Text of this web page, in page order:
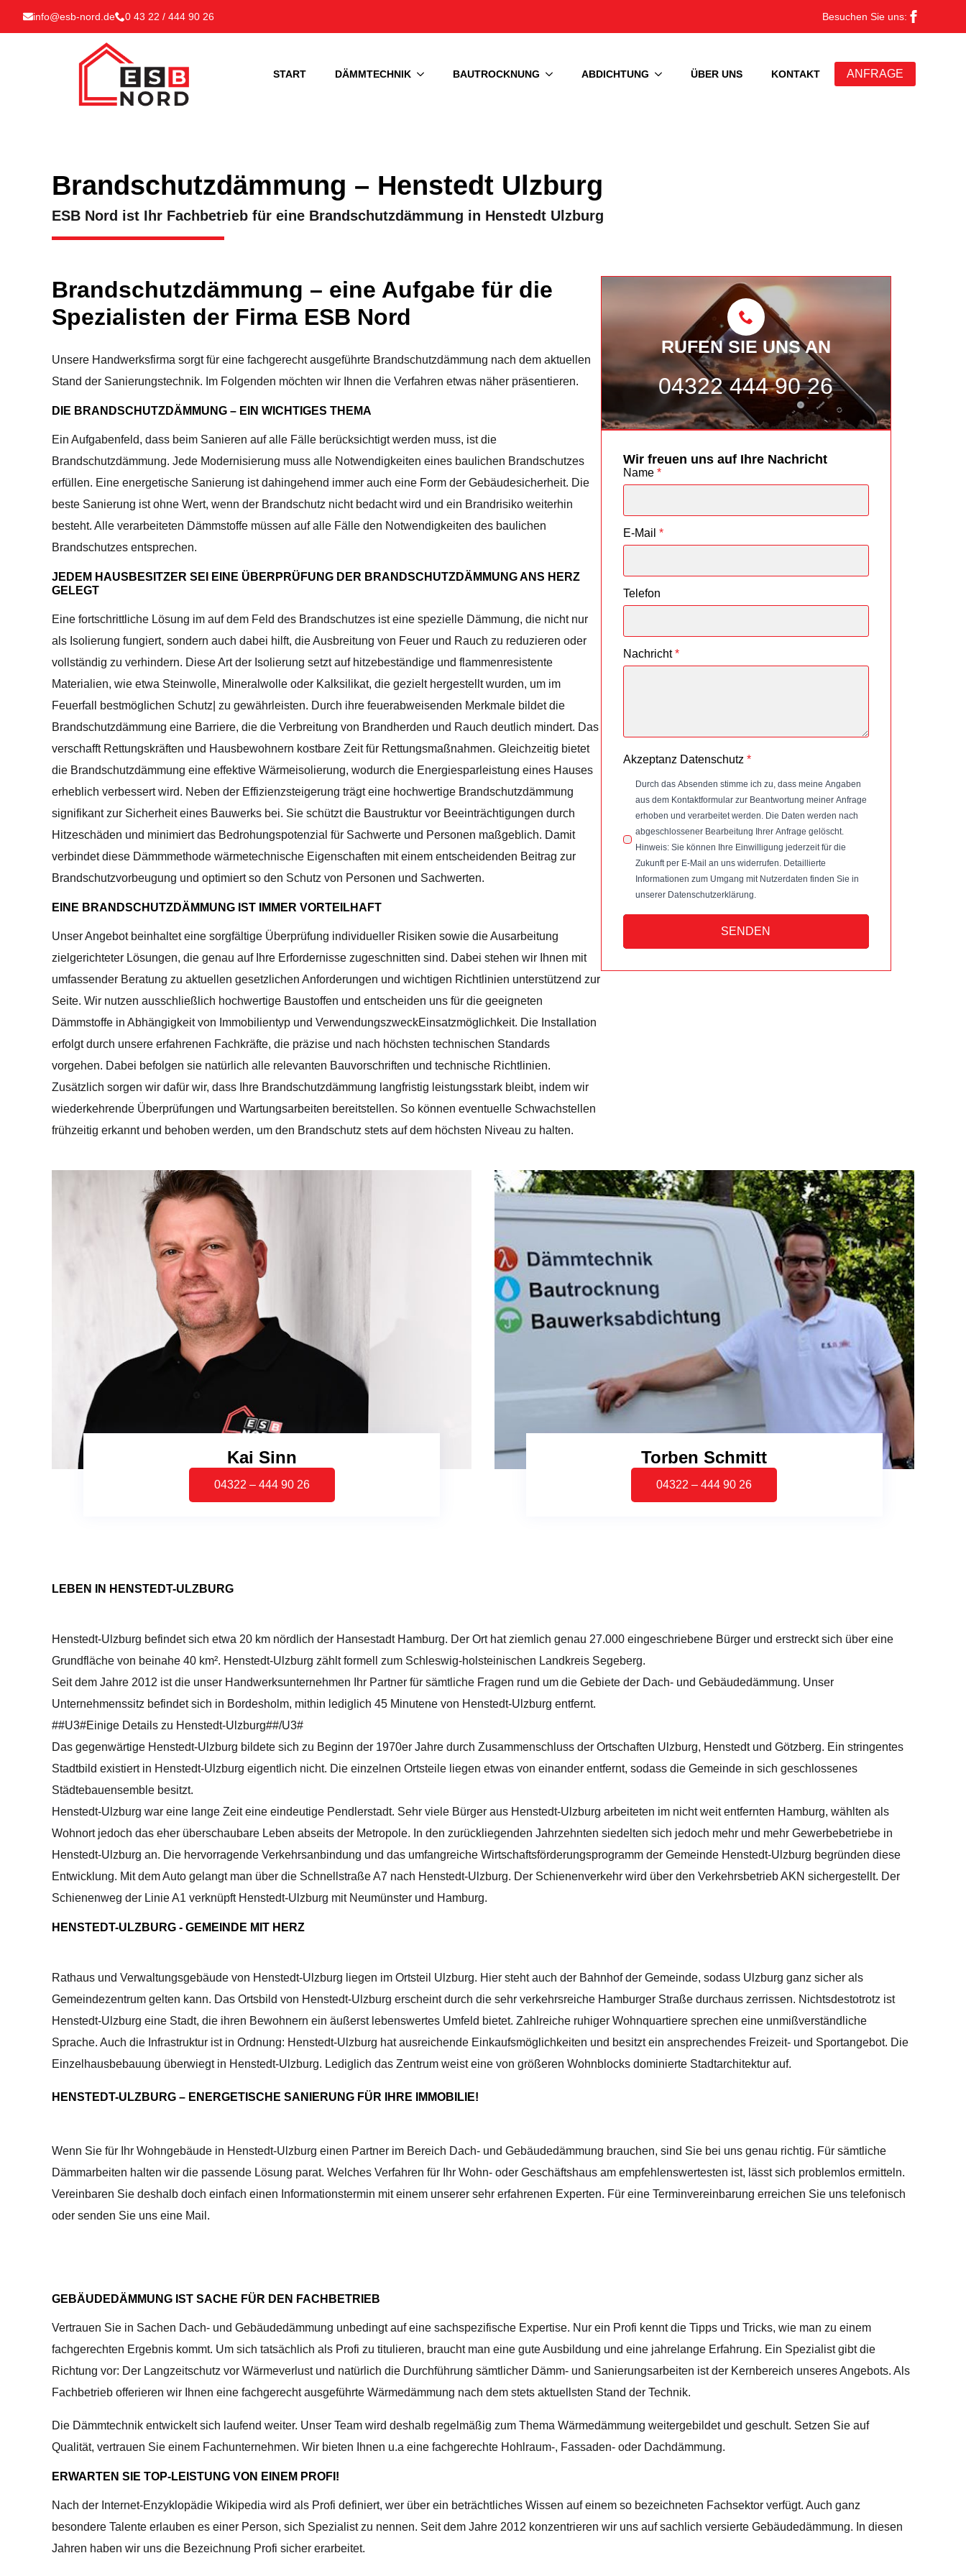
info@esb-nord.de 0 43 22 / 444 90 26 Besuchen Sie uns:
START DÄMMTECHNIK BAUTROCKNUNG ABDICHTUNG ÜBER UNS KONTAKT ANFRAGE
Brandschutzdämmung – Henstedt Ulzburg
ESB Nord ist Ihr Fachbetrieb für eine Brandschutzdämmung in Henstedt Ulzburg
Brandschutzdämmung – eine Aufgabe für die
Spezialisten der Firma ESB Nord
Unsere Handwerksfirma sorgt für eine fachgerecht ausgeführte Brandschutzdämmung nach dem aktuellen
Stand der Sanierungstechnik. Im Folgenden möchten wir Ihnen die Verfahren etwas näher präsentieren.
DIE BRANDSCHUTZDÄMMUNG – EIN WICHTIGES THEMA
Ein Aufgabenfeld, dass beim Sanieren auf alle Fälle berücksichtigt werden muss, ist die
Brandschutzdämmung. Jede Modernisierung muss alle Notwendigkeiten eines baulichen Brandschutzes
erfüllen. Eine energetische Sanierung ist dahingehend immer auch eine Form der Gebäudesicherheit. Die
beste Sanierung ist ohne Wert, wenn der Brandschutz nicht bedacht wird und ein Brandrisiko weiterhin
besteht. Alle verarbeiteten Dämmstoffe müssen auf alle Fälle den Notwendigkeiten des baulichen
Brandschutzes entsprechen.
JEDEM HAUSBESITZER SEI EINE ÜBERPRÜFUNG DER BRANDSCHUTZDÄMMUNG ANS HERZ
GELEGT
Eine fortschrittliche Lösung im auf dem Feld des Brandschutzes ist eine spezielle Dämmung, die nicht nur
als Isolierung fungiert, sondern auch dabei hilft, die Ausbreitung von Feuer und Rauch zu reduzieren oder
vollständig zu verhindern. Diese Art der Isolierung setzt auf hitzebeständige und flammenresistente
Materialien, wie etwa Steinwolle, Mineralwolle oder Kalksilikat, die gezielt hergestellt wurden, um im
Feuerfall bestmöglichen Schutz| zu gewährleisten. Durch ihre feuerabweisenden Merkmale bildet die
Brandschutzdämmung eine Barriere, die die Verbreitung von Brandherden und Rauch deutlich mindert. Das
verschafft Rettungskräften und Hausbewohnern kostbare Zeit für Rettungsmaßnahmen. Gleichzeitig bietet
die Brandschutzdämmung eine effektive Wärmeisolierung, wodurch die Energiesparleistung eines Hauses
erheblich verbessert wird. Neben der Effizienzsteigerung trägt eine hochwertige Brandschutzdämmung
signifikant zur Sicherheit eines Bauwerks bei. Sie schützt die Baustruktur vor Beeinträchtigungen durch
Hitzeschäden und minimiert das Bedrohungspotenzial für Sachwerte und Personen maßgeblich. Damit
verbindet diese Dämmmethode wärmetechnische Eigenschaften mit einem entscheidenden Beitrag zur
Brandschutzvorbeugung und optimiert so den Schutz von Personen und Sachwerten.
EINE BRANDSCHUTZDÄMMUNG IST IMMER VORTEILHAFT
Unser Angebot beinhaltet eine sorgfältige Überprüfung individueller Risiken sowie die Ausarbeitung
zielgerichteter Lösungen, die genau auf Ihre Erfordernisse zugeschnitten sind. Dabei stehen wir Ihnen mit
umfassender Beratung zu aktuellen gesetzlichen Anforderungen und wichtigen Richtlinien unterstützend zur
Seite. Wir nutzen ausschließlich hochwertige Baustoffen und entscheiden uns für die geeigneten
Dämmstoffe in Abhängigkeit von Immobilientyp und VerwendungszweckEinsatzmöglichkeit. Die Installation
erfolgt durch unsere erfahrenen Fachkräfte, die präzise und nach höchsten technischen Standards
vorgehen. Dabei befolgen sie natürlich alle relevanten Bauvorschriften und technische Richtlinien.
Zusätzlich sorgen wir dafür wir, dass Ihre Brandschutzdämmung langfristig leistungsstark bleibt, indem wir
wiederkehrende Überprüfungen und Wartungsarbeiten bereitstellen. So können eventuelle Schwachstellen
frühzeitig erkannt und behoben werden, um den Brandschutz stets auf dem höchsten Niveau zu halten.
RUFEN SIE UNS AN
04322 444 90 26
Wir freuen uns auf Ihre Nachricht
Name *
E-Mail *
Telefon
Nachricht *
Akzeptanz Datenschutz *
Durch das Absenden stimme ich zu, dass meine Angaben
aus dem Kontaktformular zur Beantwortung meiner Anfrage
erhoben und verarbeitet werden. Die Daten werden nach
abgeschlossener Bearbeitung Ihrer Anfrage gelöscht.
Hinweis: Sie können Ihre Einwilligung jederzeit für die
Zukunft per E-Mail an uns widerrufen. Detaillierte
Informationen zum Umgang mit Nutzerdaten finden Sie in
unserer Datenschutzerklärung.
SENDEN
Kai Sinn
04322 – 444 90 26
Torben Schmitt
04322 – 444 90 26
LEBEN IN HENSTEDT-ULZBURG
Henstedt-Ulzburg befindet sich etwa 20 km nördlich der Hansestadt Hamburg. Der Ort hat ziemlich genau 27.000 eingeschriebene Bürger und erstreckt sich über eine
Grundfläche von beinahe 40 km². Henstedt-Ulzburg zählt formell zum Schleswig-holsteinischen Landkreis Segeberg.
Seit dem Jahre 2012 ist die unser Handwerksunternehmen Ihr Partner für sämtliche Fragen rund um die Gebiete der Dach- und Gebäudedämmung. Unser
Unternehmenssitz befindet sich in Bordesholm, mithin lediglich 45 Minutene von Henstedt-Ulzburg entfernt.
##U3#Einige Details zu Henstedt-Ulzburg##/U3#
Das gegenwärtige Henstedt-Ulzburg bildete sich zu Beginn der 1970er Jahre durch Zusammenschluss der Ortschaften Ulzburg, Henstedt und Götzberg. Ein stringentes
Stadtbild existiert in Henstedt-Ulzburg eigentlich nicht. Die einzelnen Ortsteile liegen etwas von einander entfernt, sodass die Gemeinde in sich geschlossenes
Städtebauensemble besitzt.
Henstedt-Ulzburg war eine lange Zeit eine eindeutige Pendlerstadt. Sehr viele Bürger aus Henstedt-Ulzburg arbeiteten im nicht weit entfernten Hamburg, wählten als
Wohnort jedoch das eher überschaubare Leben abseits der Metropole. In den zurückliegenden Jahrzehnten siedelten sich jedoch mehr und mehr Gewerbebetriebe in
Henstedt-Ulzburg an. Die hervorragende Verkehrsanbindung und das umfangreiche Wirtschaftsförderungsprogramm der Gemeinde Henstedt-Ulzburg begründen diese
Entwicklung. Mit dem Auto gelangt man über die Schnellstraße A7 nach Henstedt-Ulzburg. Der Schienenverkehr wird über den Verkehrsbetrieb AKN sichergestellt. Der
Schienenweg der Linie A1 verknüpft Henstedt-Ulzburg mit Neumünster und Hamburg.
HENSTEDT-ULZBURG - GEMEINDE MIT HERZ
Rathaus und Verwaltungsgebäude von Henstedt-Ulzburg liegen im Ortsteil Ulzburg. Hier steht auch der Bahnhof der Gemeinde, sodass Ulzburg ganz sicher als
Gemeindezentrum gelten kann. Das Ortsbild von Henstedt-Ulzburg erscheint durch die sehr verkehrsreiche Hamburger Straße durchaus zerrissen. Nichtsdestotrotz ist
Henstedt-Ulzburg eine Stadt, die ihren Bewohnern ein äußerst lebenswertes Umfeld bietet. Zahlreiche ruhiger Wohnquartiere sprechen eine unmißverständliche
Sprache. Auch die Infrastruktur ist in Ordnung: Henstedt-Ulzburg hat ausreichende Einkaufsmöglichkeiten und besitzt ein ansprechendes Freizeit- und Sportangebot. Die
Einzelhausbebauung überwiegt in Henstedt-Ulzburg. Lediglich das Zentrum weist eine von größeren Wohnblocks dominierte Stadtarchitektur auf.
HENSTEDT-ULZBURG – ENERGETISCHE SANIERUNG FÜR IHRE IMMOBILIE!
Wenn Sie für Ihr Wohngebäude in Henstedt-Ulzburg einen Partner im Bereich Dach- und Gebäudedämmung brauchen, sind Sie bei uns genau richtig. Für sämtliche
Dämmarbeiten halten wir die passende Lösung parat. Welches Verfahren für Ihr Wohn- oder Geschäftshaus am empfehlenswertesten ist, lässt sich problemlos ermitteln.
Vereinbaren Sie deshalb doch einfach einen Informationstermin mit einem unserer sehr erfahrenen Experten. Für eine Terminvereinbarung erreichen Sie uns telefonisch
oder senden Sie uns eine Mail.
GEBÄUDEDÄMMUNG IST SACHE FÜR DEN FACHBETRIEB
Vertrauen Sie in Sachen Dach- und Gebäudedämmung unbedingt auf eine sachspezifische Expertise. Nur ein Profi kennt die Tipps und Tricks, wie man zu einem
fachgerechten Ergebnis kommt. Um sich tatsächlich als Profi zu titulieren, braucht man eine gute Ausbildung und eine jahrelange Erfahrung. Ein Spezialist gibt die
Richtung vor: Der Langzeitschutz vor Wärmeverlust und natürlich die Durchführung sämtlicher Dämm- und Sanierungsarbeiten ist der Kernbereich unseres Angebots. Als
Fachbetrieb offerieren wir Ihnen eine fachgerecht ausgeführte Wärmedämmung nach dem stets aktuellsten Stand der Technik.
Die Dämmtechnik entwickelt sich laufend weiter. Unser Team wird deshalb regelmäßig zum Thema Wärmedämmung weitergebildet und geschult. Setzen Sie auf
Qualität, vertrauen Sie einem Fachunternehmen. Wir bieten Ihnen u.a eine fachgerechte Hohlraum-, Fassaden- oder Dachdämmung.
ERWARTEN SIE TOP-LEISTUNG VON EINEM PROFI!
Nach der Internet-Enzyklopädie Wikipedia wird als Profi definiert, wer über ein beträchtliches Wissen auf einem so bezeichneten Fachsektor verfügt. Auch ganz
besondere Talente erlauben es einer Person, sich Spezialist zu nennen. Seit dem Jahre 2012 konzentrieren wir uns auf sachlich versierte Gebäudedämmung. In diesen
Jahren haben wir uns die Bezeichnung Profi sicher erarbeitet.